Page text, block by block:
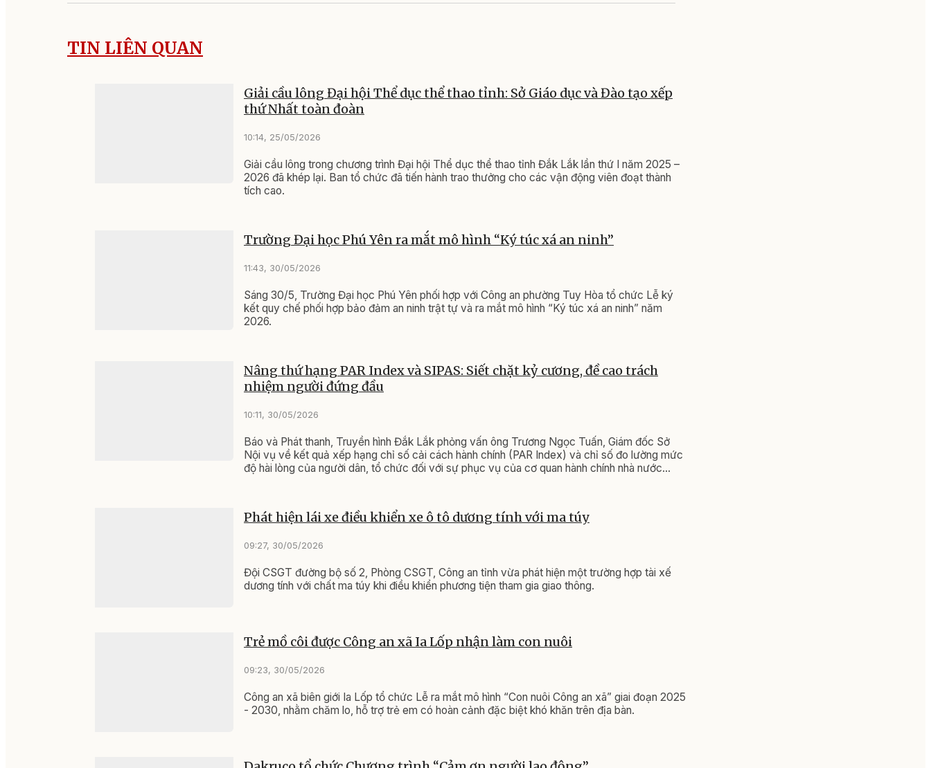
TIN LIÊN QUAN
Giải cầu lông Đại hội Thể dục thể thao tỉnh: Sở Giáo dục và Đào tạo xếp
thứ Nhất toàn đoàn
10:14, 25/05/2026
Giải cầu lông trong chương trình Đại hội Thể dục thể thao tỉnh Đắk Lắk lần thứ I năm 2025 –
2026 đã khép lại. Ban tổ chức đã tiến hành trao thưởng cho các vận động viên đoạt thành
tích cao.
Trường Đại học Phú Yên ra mắt mô hình “Ký túc xá an ninh”
11:43, 30/05/2026
Sáng 30/5, Trường Đại học Phú Yên phối hợp với Công an phường Tuy Hòa tổ chức Lễ ký
kết quy chế phối hợp bảo đảm an ninh trật tự và ra mắt mô hình “Ký túc xá an ninh” năm
2026.
Nâng thứ hạng PAR Index và SIPAS: Siết chặt kỷ cương, đề cao trách
nhiệm người đứng đầu
10:11, 30/05/2026
Báo và Phát thanh, Truyền hình Đắk Lắk phỏng vấn ông Trương Ngọc Tuấn, Giám đốc Sở
Nội vụ về kết quả xếp hạng chỉ số cải cách hành chính (PAR Index) và chỉ số đo lường mức
độ hài lòng của người dân, tổ chức đối với sự phục vụ của cơ quan hành chính nhà nước
Phát hiện lái xe điều khiển xe ô tô dương tính với ma túy
09:27, 30/05/2026
Đội CSGT đường bộ số 2, Phòng CSGT, Công an tỉnh vừa phát hiện một trường hợp tài xế
dương tính với chất ma túy khi điều khiển phương tiện tham gia giao thông.
Trẻ mồ côi được Công an xã Ia Lốp nhận làm con nuôi
09:23, 30/05/2026
Công an xã biên giới Ia Lốp tổ chức Lễ ra mắt mô hình “Con nuôi Công an xã” giai đoạn 2025
- 2030, nhằm chăm lo, hỗ trợ trẻ em có hoàn cảnh đặc biệt khó khăn trên địa bàn.